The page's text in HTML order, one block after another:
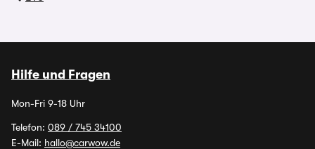
Hilfe und Fragen
Mon-Fri 9-18 Uhr
Telefon: 089 / 745 34100
E-Mail: hallo@carwow.de